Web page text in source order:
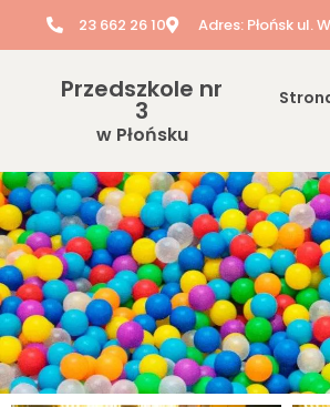
23 662 26 10 Adres: Płońsk ul.
Przedszkole nr
3
w Płońsku